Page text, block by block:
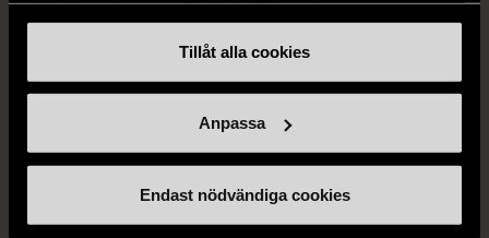
Tillåt alla cookies
Anpassa
Endast nödvändiga cookies